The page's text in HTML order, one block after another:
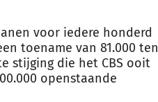
voor iedere honderd
toename van 81.000 ten
stijging die het CBS ooit
openstaande